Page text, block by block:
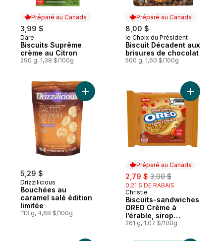
Préparé au Canada
3,99 $
Préparé au Canada
Dare
Biscuits Suprême
crème au Citron
290 g, 1,38 $/100g
Préparé au Canada
8,00 $
Préparé au Canada
le Choix du Président
Biscuit Décadent aux
brisures de chocolat
500 g, 1,60 $/100g
5,29 $
Drizzilicious
Bouchées au
caramel salé édition
limitée
113 g, 4,68 $/100g
Ajouter Bouchées au caramel salé
Préparé au Canada
sale:
2,79 $ , formerly:
3,00 $
0,21 $ DE RABAIS
Préparé au Canada
Christie
Biscuits-sandwiches
OREO Crème à
l’érable, sirop
d'érable véritable
261 g, 1,07 $/100g
Ajouter